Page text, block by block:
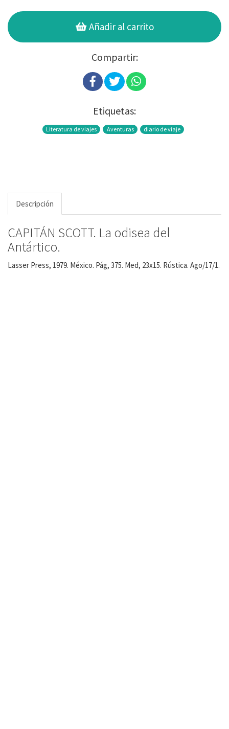
Añadir al carrito
Compartir:
Etiquetas:
Literatura de viajes Aventuras diario de viaje
Descripción
CAPITÁN SCOTT. La odisea del
Antártico.
Lasser Press, 1979. México. Pág, 375. Med, 23x15. Rústica. Ago/17/1.